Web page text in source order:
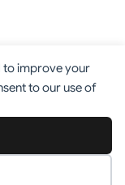
to improve your
to our use of
Iklan